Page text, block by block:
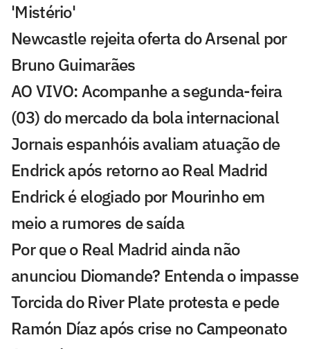
'Mistério'
Newcastle rejeita oferta do Arsenal por
Bruno Guimarães
AO VIVO: Acompanhe a segunda-feira
(03) do mercado da bola internacional
Jornais espanhóis avaliam atuação de
Endrick após retorno ao Real Madrid
Endrick é elogiado por Mourinho em
meio a rumores de saída
Por que o Real Madrid ainda não
anunciou Diomande? Entenda o impasse
Torcida do River Plate protesta e pede
Ramón Díaz após crise no Campeonato